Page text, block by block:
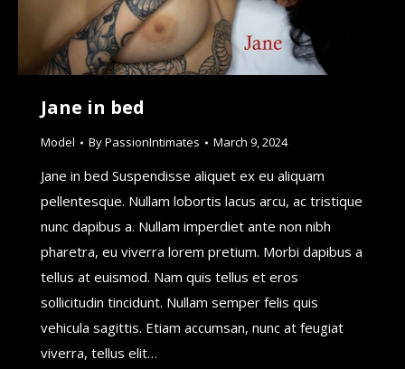
Jane in bed
Model ByPassionIntimates March 9, 2024
Jane in bed Suspendisse aliquet ex eu aliquam
pellentesque. Nullam lobortis lacus arcu, ac tristique
nunc dapibus a. Nullam imperdiet ante non nibh
pharetra, eu viverra lorem pretium. Morbi dapibus a
tellus at euismod. Nam quis tellus et eros
sollicitudin tincidunt. Nullam semper felis quis
vehicula sagittis. Etiam accumsan, nunc at feugiat
viverra, tellus elit…